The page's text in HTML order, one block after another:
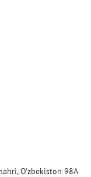
O'zbekiston 98A